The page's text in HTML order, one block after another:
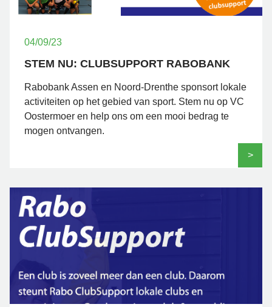
04/09/23
STEM NU: CLUBSUPPORT RABOBANK
Rabobank Assen en Noord-Drenthe sponsort lokale
activiteiten op het gebied van sport. Stem nu op VC
Oostermoer en help ons om een mooi bedrag te
mogen ontvangen.
>